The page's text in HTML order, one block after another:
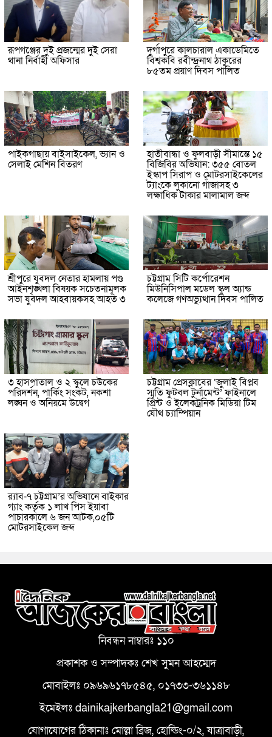
রূপগঞ্জের দুই প্রজন্মের দুই সেরা
থানা নির্বাহী অফিসার
দুর্গাপুরে কালচারাল একাডেমিতে
বিশ্বকবি রবীন্দ্রনাথ ঠাকুরের
৮৫তম প্রয়াণ দিবস পালিত
পাইকগাছায় বাইসাইকেল, ভ্যান ও
সেলাই মেশিন বিতরণ
হাতীবান্ধা ও ফুলবাড়ী সীমান্তে ১৫
বিজিবির অভিযান: ৩৫৫ বোতল
ইস্কাপ সিরাপ ও মোটরসাইকেলের
ট্যাংকে লুকানো গাঁজাসহ ৩
লক্ষাধিক টাকার মালামাল জব্দ
শ্রীপুরে যুবদল নেতার হামলায় পণ্ড
আইনশৃঙ্খলা বিষয়ক সচেতনামূলক
সভা যুবদল আহবায়কসহ আহত ৩
চট্টগ্রাম সিটি কর্পোরেশন
মিউনিসিপাল মডেল স্কুল অ্যান্ড
কলেজে গণঅভ্যুত্থান দিবস পালিত
৩ হাসপাতাল ও ২ স্কুলে চউকের
পরিদর্শন, পার্কিং সংকট, নকশা
লঙ্ঘন ও অনিয়মে উদ্বেগ
চট্টগ্রাম প্রেসক্লাবের ‘জুলাই বিপ্লব
স্মৃতি ফুটবল টুর্নামেন্ট’ ফাইনালে
প্রিন্ট ও ইলেকট্রনিক মিডিয়া টিম
যৌথ চ্যাম্পিয়ান
র‌্যাব-৭ চট্টগ্রাম’র অভিযানে বাইকার
গ্যাং কর্তৃক ১ লাখ পিস ইয়াবা
পাচারকালে ৬ জন আটক,০৫টি
মোটরসাইকেল জব্দ
নিবন্ধন নাম্বারঃ ১১০
প্রকাশক ও সম্পাদকঃ শেখ সুমন আহম্মেদ
মোবাইলঃ ০৯৬৯৬১৭৮৫৪৫, ০১৭৩৩-৩৬১১৪৮
ইমেইলঃ dainikajkerbangla21@gmail.com
যোগাযোগের ঠিকানাঃ মোল্লা ব্রিজ, হোল্ডিং-০/২, যাত্রাবাড়ী,